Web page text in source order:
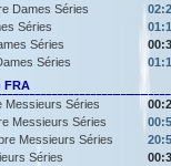
Dames Séries
Séries
Séries
Séries
FRA
Messieurs Séries
Messieurs Séries
Messieurs Séries
Séries